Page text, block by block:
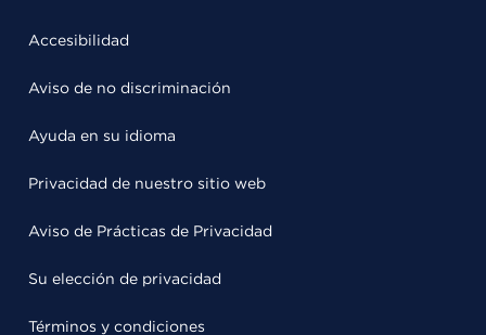
Accesibilidad
Aviso de no discriminación
Ayuda en su idioma
Privacidad de nuestro sitio web
Aviso de Prácticas de Privacidad
Su elección de privacidad
Términos y condiciones